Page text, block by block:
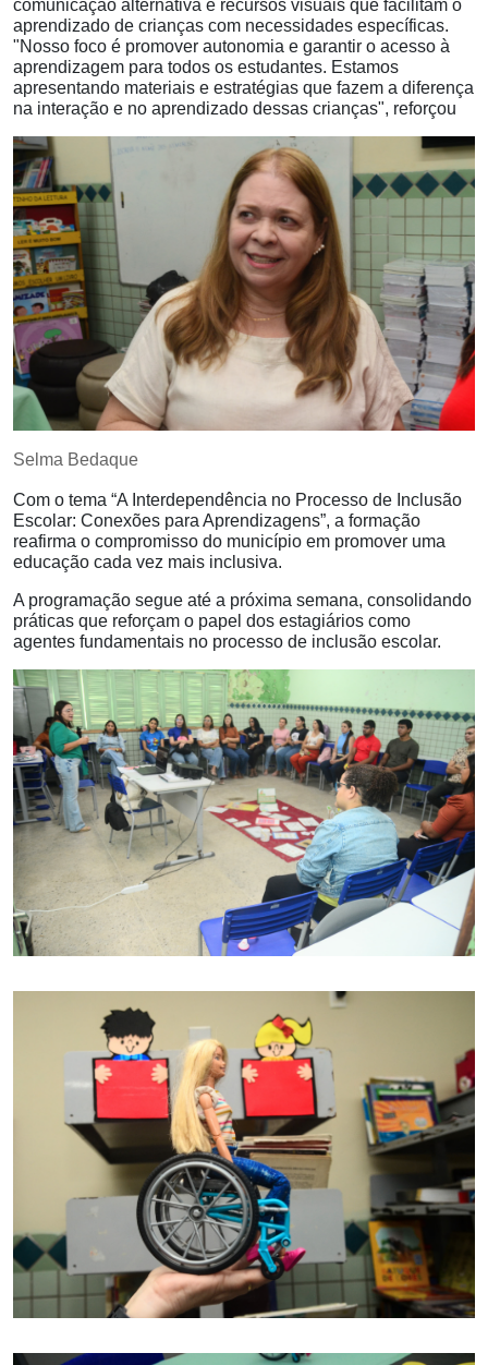
comunicação alternativa e recursos visuais que facilitam o
aprendizado de crianças com necessidades específicas.
"Nosso foco é promover autonomia e garantir o acesso à
aprendizagem para todos os estudantes. Estamos
apresentando materiais e estratégias que fazem a diferença
na interação e no aprendizado dessas crianças", reforçou
Selma Bedaque
Com o tema “A Interdependência no Processo de Inclusão
Escolar: Conexões para Aprendizagens”, a formação
reafirma o compromisso do município em promover uma
educação cada vez mais inclusiva.
A programação segue até a próxima semana, consolidando
práticas que reforçam o papel dos estagiários como
agentes fundamentais no processo de inclusão escolar.